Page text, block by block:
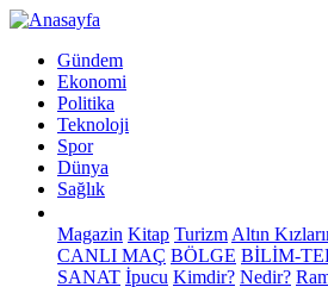
Gündem
Ekonomi
Politika
Teknoloji
Spor
Dünya
Sağlık
Magazin Kitap Turizm Altın
CANLI MAÇ BÖLGE BİLİM-
SANAT İpucu Kimdir? Nedir?